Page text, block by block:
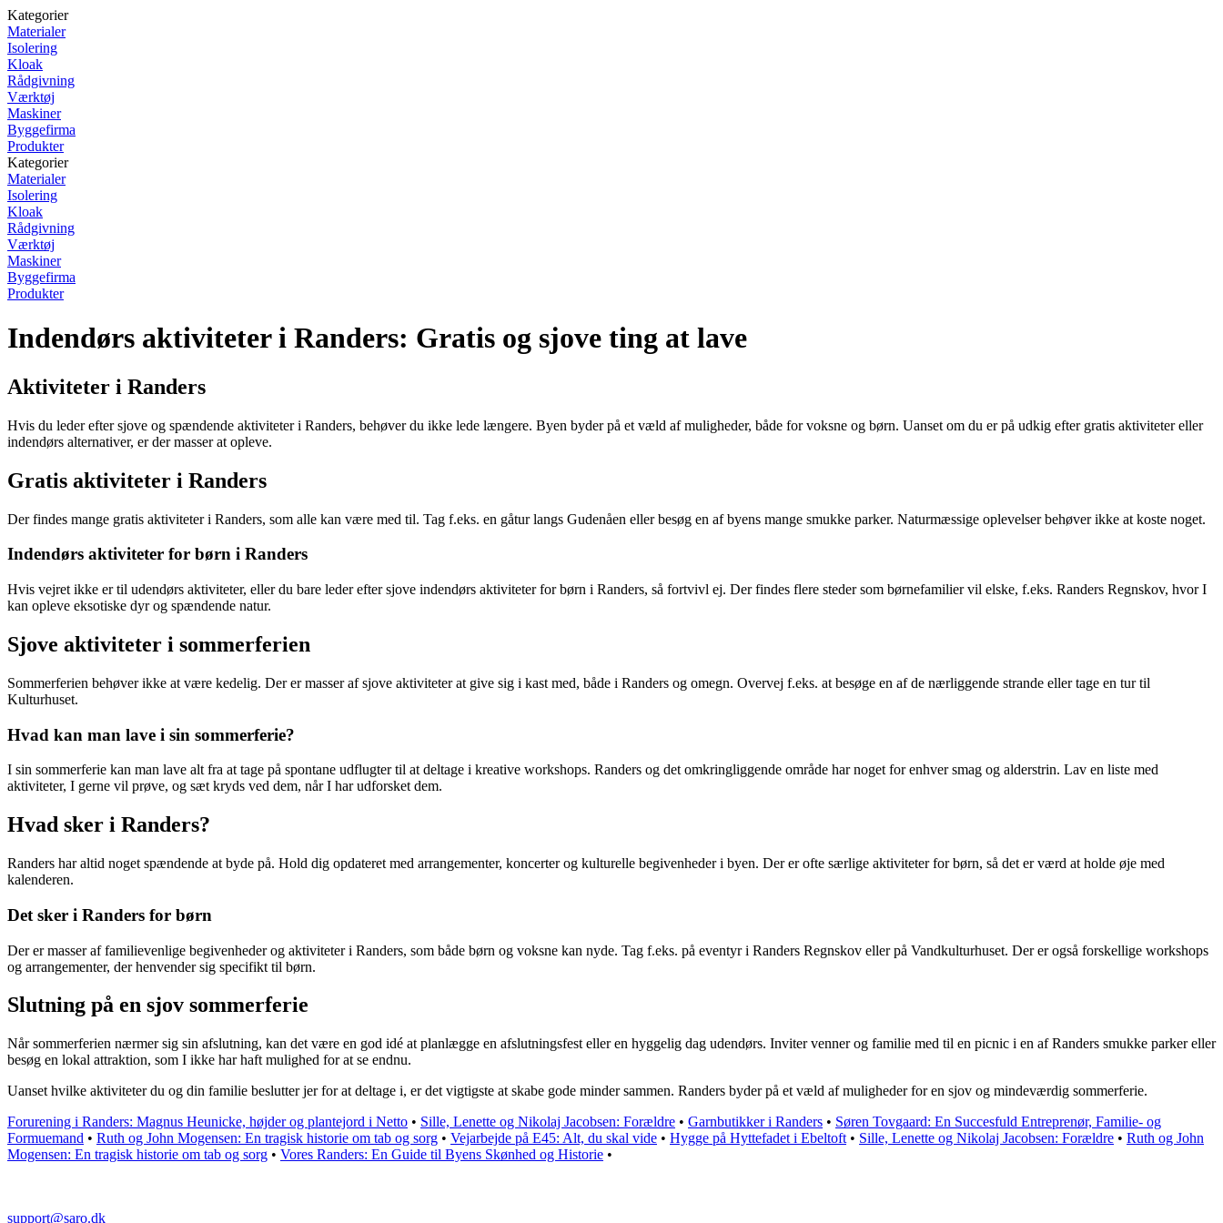
Kategorier
Materialer
Isolering
Kloak
Rådgivning
Værktøj
Maskiner
Byggefirma
Produkter
Kategorier
Materialer
Isolering
Kloak
Rådgivning
Værktøj
Maskiner
Byggefirma
Produkter
Indendørs aktiviteter i Randers: Gratis og sjove ting at lave
Aktiviteter i Randers
Hvis du leder efter sjove og spændende aktiviteter i Randers, behøver du ikke lede længere. Byen byder på et væld af muligheder, både for voksne og børn. Uanset om du er på udkig efter gratis aktiviteter eller
indendørs alternativer, er der masser at opleve.
Gratis aktiviteter i Randers
Der findes mange gratis aktiviteter i Randers, som alle kan være med til. Tag f.eks. en gåtur langs Gudenåen eller besøg en af byens mange smukke parker. Naturmæssige oplevelser behøver ikke at koste noget.
Indendørs aktiviteter for børn i Randers
Hvis vejret ikke er til udendørs aktiviteter, eller du bare leder efter sjove indendørs aktiviteter for børn i Randers, så fortvivl ej. Der findes flere steder som børnefamilier vil elske, f.eks. Randers Regnskov, hvor I
kan opleve eksotiske dyr og spændende natur.
Sjove aktiviteter i sommerferien
Sommerferien behøver ikke at være kedelig. Der er masser af sjove aktiviteter at give sig i kast med, både i Randers og omegn. Overvej f.eks. at besøge en af de nærliggende strande eller tage en tur til
Kulturhuset.
Hvad kan man lave i sin sommerferie?
I sin sommerferie kan man lave alt fra at tage på spontane udflugter til at deltage i kreative workshops. Randers og det omkringliggende område har noget for enhver smag og alderstrin. Lav en liste med
aktiviteter, I gerne vil prøve, og sæt kryds ved dem, når I har udforsket dem.
Hvad sker i Randers?
Randers har altid noget spændende at byde på. Hold dig opdateret med arrangementer, koncerter og kulturelle begivenheder i byen. Der er ofte særlige aktiviteter for børn, så det er værd at holde øje med
kalenderen.
Det sker i Randers for børn
Der er masser af familievenlige begivenheder og aktiviteter i Randers, som både børn og voksne kan nyde. Tag f.eks. på eventyr i Randers Regnskov eller på Vandkulturhuset. Der er også forskellige workshops
og arrangementer, der henvender sig specifikt til børn.
Slutning på en sjov sommerferie
Når sommerferien nærmer sig sin afslutning, kan det være en god idé at planlægge en afslutningsfest eller en hyggelig dag udendørs. Inviter venner og familie med til en picnic i en af Randers smukke parker eller
besøg en lokal attraktion, som I ikke har haft mulighed for at se endnu.
Uanset hvilke aktiviteter du og din familie beslutter jer for at deltage i, er det vigtigste at skabe gode minder sammen. Randers byder på et væld af muligheder for en sjov og mindeværdig sommerferie.
Forurening i Randers: Magnus Heunicke, højder og plantejord i Netto • Sille, Lenette og Nikolaj Jacobsen: Forældre • Garnbutikker i Randers • Søren Tovgaard: En Succesfuld Entreprenør, Familie- og
Formuemand • Ruth og John Mogensen: En tragisk historie om tab og sorg • Vejarbejde på E45: Alt, du skal vide • Hygge på Hyttefadet i Ebeltoft • Sille, Lenette og Nikolaj Jacobsen: Forældre • Ruth og John
Mogensen: En tragisk historie om tab og sorg • Vores Randers: En Guide til Byens Skønhed og Historie •
support@saro.dk